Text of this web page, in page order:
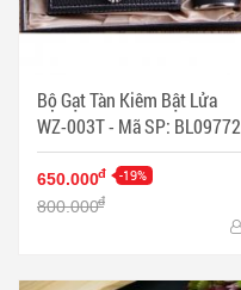
Bộ Gạt Tàn Kiêm Bật Lửa
WZ-003T - Mã SP: BL09772
650.000đ -19%
800.000đ